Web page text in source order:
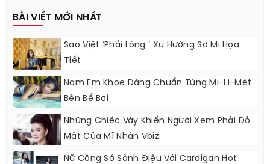
BÀI VIẾT MỚI NHẤT
Sao Việt ‘phải Lòng ’ Xu Hướng Sơ Mi Họa
Tiết
Nam Em Khoe Dáng Chuẩn Từng Mi-Li-Mét
Bên Bể Bơi
Những Chiếc Váy Khiến Người Xem Phải Đỏ
Mặt Của Mĩ Nhân Vbiz
Nữ Công Sở Sành Điệu Với Cardigan Hot